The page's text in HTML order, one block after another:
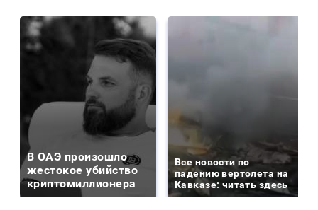
В ОАЭ произошло
жестокое убийство
криптомиллионера
Все новости по
падению вертолета на
Кавказе: читать здесь